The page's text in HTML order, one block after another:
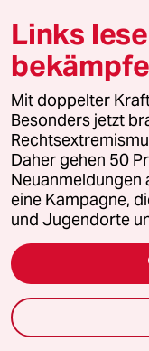
4
„Der
5 EU nach
Zur
6
Links
Mit doppelter
Besonders jetzt
Daher gehen 50
Neuanmeldungen
eine Kampagne,
und Jugendorte